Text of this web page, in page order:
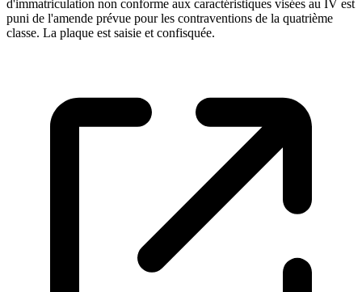
d'immatriculation non conforme aux caractéristiques visées au IV est
puni de l'amende prévue pour les contraventions de la quatrième
classe. La plaque est saisie et confisquée.